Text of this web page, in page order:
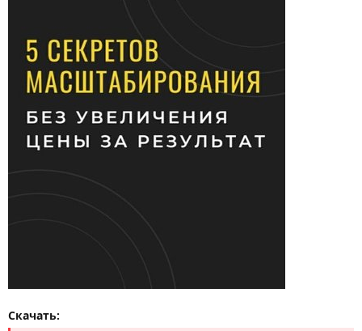
Скачать: